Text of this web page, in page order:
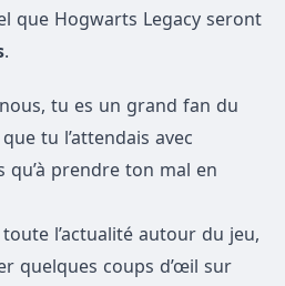
que Hogwarts Legacy seront
.
tu es un grand fan du
tu l’attendais avec
qu’à prendre ton mal en
l’actualité autour du jeu,
quelques coups d’œil sur